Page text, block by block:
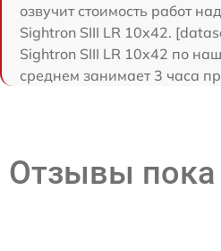
озвучит стоимость работ
Sightron SIII LR 10x42.
Sightron SIII LR 10x42 по
среднем занимает 3 часа
Отзывы